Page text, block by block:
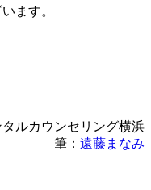
ます。
ルカウンセリング横浜
筆： 遠藤まなみ